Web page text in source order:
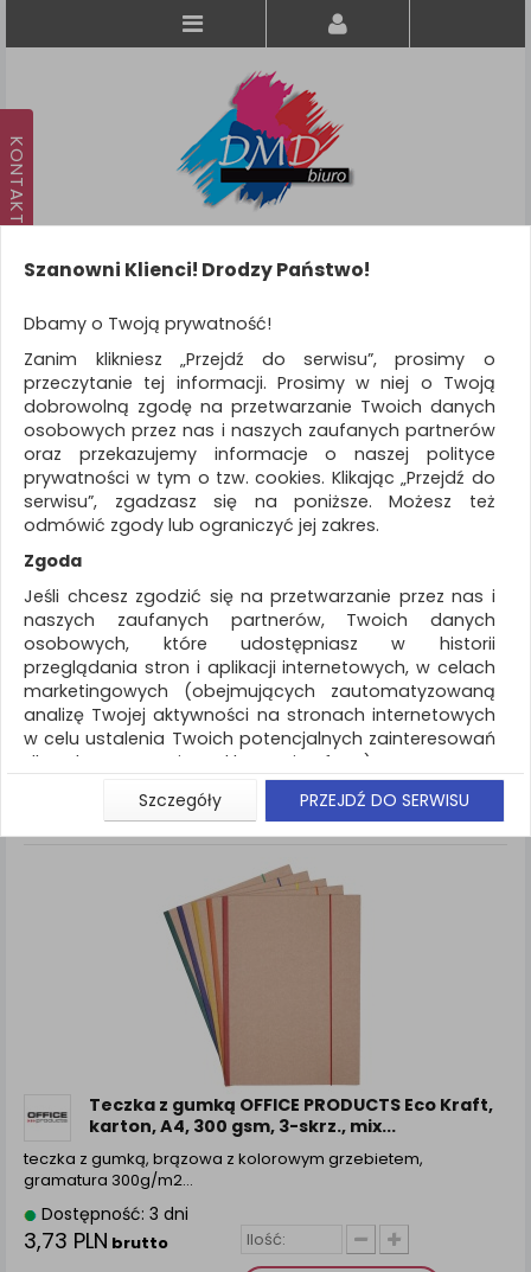
KATEGORIE
WSZYSTKIE KATEGORIE
FILTRY
Więcej
REKLAMA
AKTUALNOŚCI
Archiwizacja dokumentów Teczki płaskie
ZNALEZIONYCH PRODUKTÓW: 1 Porównaj (0 )
Sortuj po Standardowe
Siatka Lista
Teczka z gumką OFFICE PRODUCTS Eco Kraft,
karton, A4, 300 gsm, 3-skrz., mix...
teczka z gumką, brązowa z kolorowym grzebietem,
gramatura 300g/m2…
Dostępność: 3 dni
3,73 PLN brutto
Szanowni Klienci! Drodzy Państwo!
Dbamy o Twoją prywatność!
Zanim klikniesz „Przejdź do serwisu”, prosimy o
przeczytanie tej informacji. Prosimy w niej o Twoją
dobrowolną zgodę na przetwarzanie Twoich danych
osobowych przez nas i naszych zaufanych partnerów
oraz przekazujemy informacje o naszej polityce
prywatności w tym o tzw. cookies. Klikając „Przejdź do
serwisu”, zgadzasz się na poniższe. Możesz też
odmówić zgody lub ograniczyć jej zakres.
Zgoda
Jeśli chcesz zgodzić się na przetwarzanie przez nas i
naszych zaufanych partnerów, Twoich danych
osobowych, które udostępniasz w historii
przeglądania stron i aplikacji internetowych, w celach
marketingowych (obejmujących zautomatyzowaną
analizę Twojej aktywności na stronach internetowych
w celu ustalenia Twoich potencjalnych zainteresowań
dla dostosowania reklamy i oferty), w tym na
umieszczanie tzw. cookies na Twoich urządzeniach i
ich odczytywanie, kliknij przycisk „Przejdź do serwisu”.
Jeśli nie chcesz wyrazić zgody lub ograniczyć jej
zakres, kliknij „Szczegóły”, gdzie znajdziesz wszelkie
informacje o tym jak to zrobić . Te same informacje
znajdziesz także na podstronie z naszą polityką
prywatności obowiązującą od 25 maja 2018.
W przypadku użytkowników zalogowanych, aby
umożliwić prawidłową realizację Umowy z Państwem i
związane z tym prawidłowe działanie naszej strony
www, a w szczególności np. wysłanie potwierdzenia
zamówienia na Państwa email lub wyświetlenie
Państwu prawidłowych informacji o promocjach czy
cenach indywidualnych, ważna jest Państwa
wcześniejsza zgoda której udzieliliście podczas
zakładania konta.
dowolnym momencie wycofać.
Szczegóły PRZEJDŹ DO SERWISU